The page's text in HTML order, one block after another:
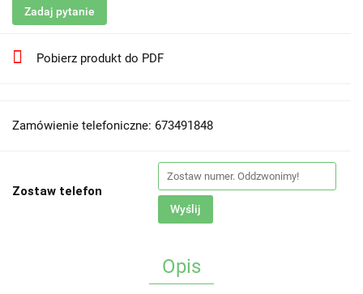
Zadaj pytanie
Pobierz produkt do PDF
Zamówienie telefoniczne: 673491848
Zostaw telefon
Wyślij
Opis